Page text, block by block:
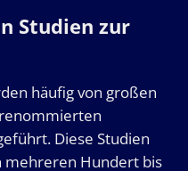
Studien zur
häufig von großen
Diese Studien
mehreren Hundert bis